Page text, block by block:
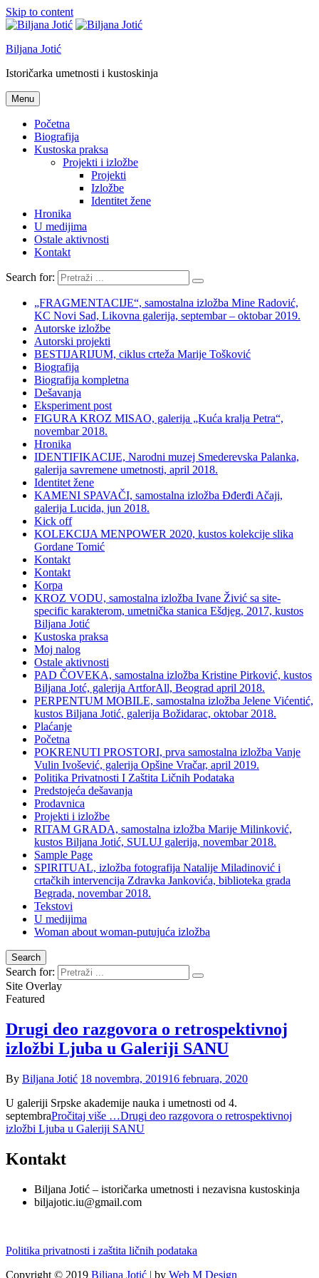
Skip to content
Biljana Jotić
Istoričarka umetnosti i kustoskinja
Menu
Početna
Biografija
Kustoska praksa
Projekti i izložbe
Projekti
Izložbe
Identitet žene
Hronika
U medijima
Ostale aktivnosti
Kontakt
Search for:
„FRAGMENTACIJE“, samostalna izložba Mine Radović,
KC Novi Sad, Likovna galerija, septembar – oktobar 2019.
Autorske izložbe
Autorski projekti
BESTIJARIJUM, ciklus crteža Marije Tošković
Biografija
Biografija kompletna
Dešavanja
Eksperiment post
FIGURA KROZ MISAO, galerija „Kuća kralja Petra“,
novembar 2018.
Hronika
IDENTIFIKACIJE, Narodni muzej Smederevska Palanka,
galerija savremene umetnosti, april 2018.
Identitet žene
KAMENI SPAVAČI, samostalna izložba Đđerđi Ačaji,
galerija Lucida, jun 2018.
Kick off
KOLEKCIJA MENPOWER 2020, kustos kolekcije slika
Gordane Tomić
Kontakt
Kontakt
Korpa
KROZ VODU, samostalna izložba Ivane Živić sa site-
specific karakterom, umetnička stanica Ešdjeg, 2017, kustos
Biljana Jotić
Kustoska praksa
Moj nalog
Ostale aktivnosti
PAD ČOVEKA, samostalna izložba Kristine Pirković, kustos
Biljana Jotć, galerija ArtforAll, Beograd april 2018.
PERPENTUM MOBILE, samostalna izložba Jelene Vićentić,
kustos Biljana Jotić, galerija Božidarac, oktobar 2018.
Plaćanje
Početna
POKRENUTI PROSTORI, prva samostalna izložba Vanje
Vulin Ivošević, galerija Opšine Vračar, april 2019.
Politika Privatnosti I Zaštita Ličnih Podataka
Predstojeća dešavanja
Prodavnica
Projekti i izložbe
RITAM GRADA, samostalna izložba Marije Milinković,
kustos Biljana Jotić, SULUJ galerija, novembar 2018.
Sample Page
SPIRITUAL, izložba fotografija Natalije Miladinović i
crtačkih intervencija Zdravka Jankovića, biblioteka grada
Begrada, novembar 2018.
Tekstovi
U medijima
Woman about woman-putujuća izložba
Search
Search for:
Site Overlay
Featured
Drugi deo razgovora o retrospektivnoj
izložbi Ljuba u Galeriji SANU
By Biljana Jotić 18 novembra, 201916 februara, 2020
U galeriji Srpske akademije nauka i umetnosti od 4.
septembraPročitaj više …Drugi deo razgovora o retrospektivnoj
izložbi Ljuba u Galeriji SANU
Kontakt
Biljana Jotić – istoričarka umetnosti i nezavisna kustoskinja
biljajotic.iu@gmail.com
Politika privatnosti i zaštita ličnih podataka
Copyright © 2019 Biljana Jotić | by Web M Design